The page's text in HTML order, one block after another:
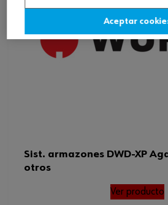
Sist. armazones DWD-XP
otros
Ver producto
Aceptar